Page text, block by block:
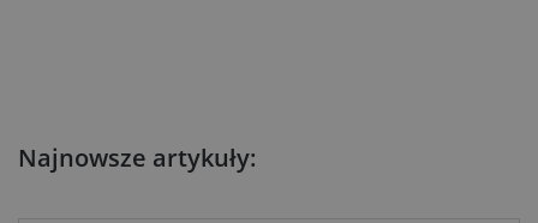
Najnowsze artykuły: